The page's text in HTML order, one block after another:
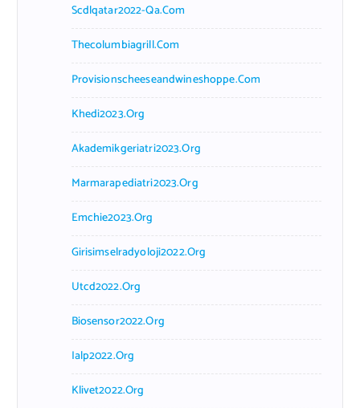
Scdlqatar2022-Qa.com
Thecolumbiagrill.com
Provisionscheeseandwineshoppe.com
Khedi2023.org
Akademikgeriatri2023.org
Marmarapediatri2023.org
Emchie2023.org
Girisimselradyoloji2022.org
Utcd2022.org
Biosensor2022.org
Ialp2022.org
Klivet2022.org